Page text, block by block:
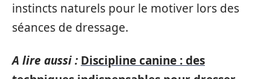
instincts naturels pour le motiver lors des
séances de dressage.
A lire aussi : Discipline canine : des